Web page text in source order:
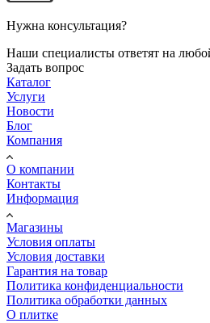
Нужна консультация?
Наши специалисты ответят на
Задать вопрос
Каталог
Услуги
Новости
Блог
Компания
О компании
Контакты
Информация
Магазины
Условия оплаты
Условия доставки
Гарантия на товар
Политика конфиденциальности
Политика обработки данных
О плитке